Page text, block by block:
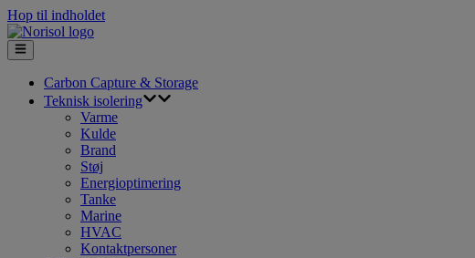
Hop til indholdet
Carbon Capture & Storage
Teknisk isolering
Varme
Kulde
Brand
Støj
Energioptimering
Tanke
Marine
HVAC
Kontaktpersoner